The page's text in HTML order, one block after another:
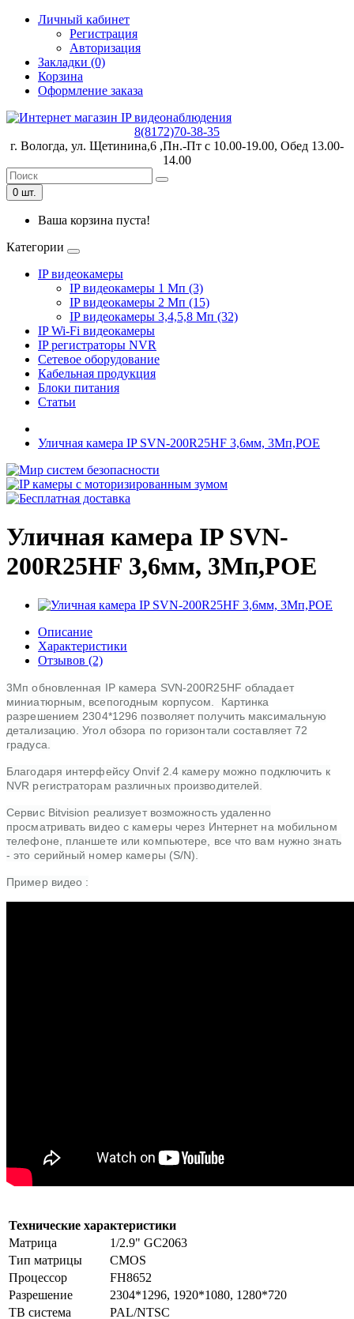
Личный кабинет
Регистрация
Авторизация
Закладки (0)
Корзина
Оформление заказа
8(8172)70-38-35
г. Вологда, ул. Щетинина,6 ,Пн.-Пт с 10.00-19.00, Обед 13.00-
14.00
0 шт.
Ваша корзина пуста!
Категории
IP видеокамеры
IP видеокамеры 1 Мп (3)
IP видеокамеры 2 Мп (15)
IP видеокамеры 3,4,5,8 Мп (32)
IP Wi-Fi видеокамеры
IP регистраторы NVR
Сетевое оборудование
Кабельная продукция
Блоки питания
Статьи
Уличная камера IP SVN-200R25HF 3,6мм, 3Мп,POE
Уличная камера IP SVN-
200R25HF 3,6мм, 3Мп,POE
Описание
Характеристики
Отзывов (2)
3Мп обновленная IP камера SVN-200R25HF обладает
миниатюрным, всепогодным корпусом. Картинка
разрешением 2304*1296 позволяет получить максимальную
детализацию. Угол обзора по горизонтали составляет 72
градуса.
Благодаря интерфейсу Onvif 2.4 камеру можно подключить к
NVR регистраторам различных производителей.
Сервис Bitvision реализует возможность удаленно
просматривать видео с камеры через Интернет на мобильном
телефоне, планшете или компьютере, все что вам нужно знать
- это серийный номер камеры (S/N).
Пример видео :
Технические характеристики
Матрица
1/2.9" GC2063
Тип матрицы
CMOS
Процессор
FH8652
Разрешение
2304*1296, 1920*1080, 1280*720
ТВ система
PAL/NTSC